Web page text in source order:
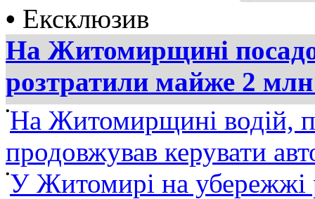
• Ексклюзив
На Житомирщині
розтратили майже 2
•На Житомирщині водій,
продовжував керувати
•У Житомирі на убережжі